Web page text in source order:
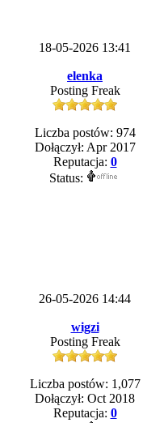
18-05-2026 13:41
elenka
Posting Freak
Liczba postów: 974
Dołączył: Apr 2017
Reputacja: 0
Status:
26-05-2026 14:44
wigzi
Posting Freak
Liczba postów: 1,077
Dołączył: Oct 2018
Reputacja: 0